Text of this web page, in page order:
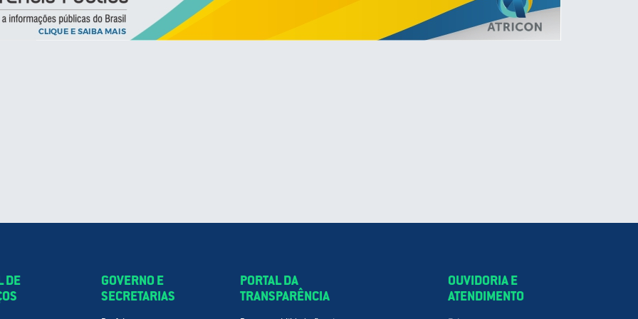
DE
GOVERNO E
SECRETARIAS
PORTAL DA
TRANSPARÊNCIA
OUVIDORIA E
ATENDIMENTO